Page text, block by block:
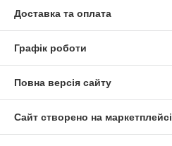
Доставка та оплата
Графік роботи
Повна версія сайту
Сайт створено на маркетплейсі